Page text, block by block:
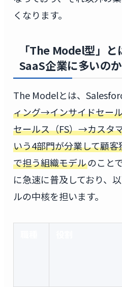
くなります。
「The Model型」
SaaS企業に多いのか
The Modelとは、
ィング→インサイドセー
セールス（FS）→カスタ
いう4部門が分業して顧
で担う組織モデルのこと
に急速に普及しており、
ルの中核を担います。